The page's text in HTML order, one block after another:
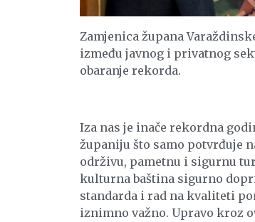
Zamjenica župana
između javnog i privatnog
obaranje rekorda.
Iza nas je inače rekordna
županiju što samo potvrđuje
održivu, pametnu i sigurnu
kulturna baština sigurno
standarda i rad na kvaliteti
iznimno važno. Upravo kroz